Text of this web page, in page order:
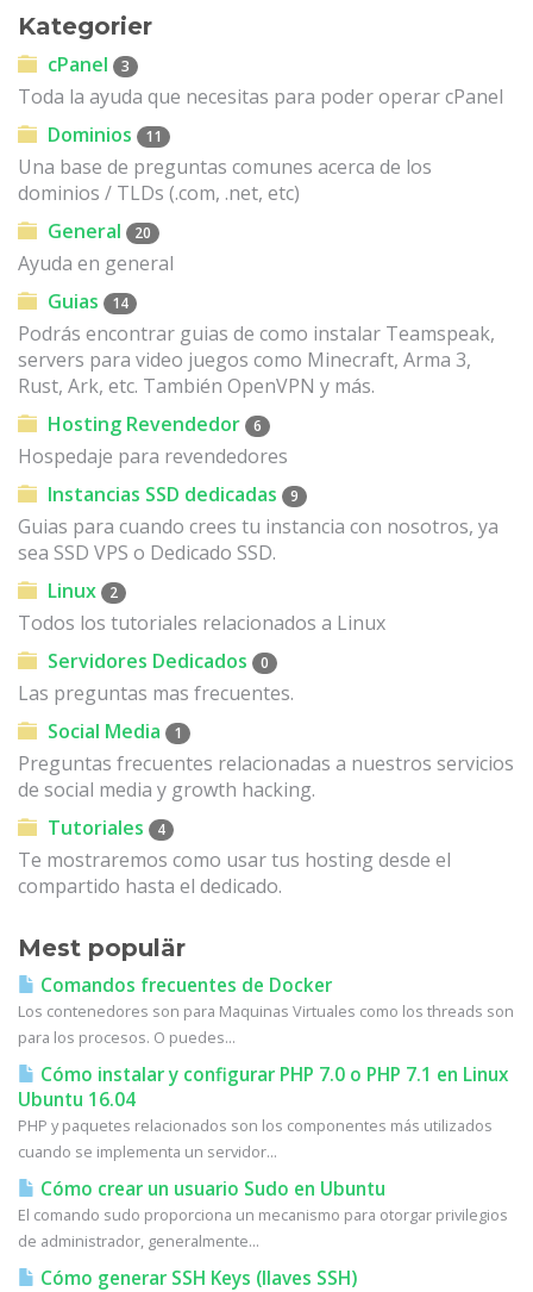
Kategorier
cPanel 3
Toda la ayuda que necesitas para poder operar cPanel
Dominios
11
Una base de preguntas comunes acerca de los
dominios / TLDs (.com, .net, etc)
General
20
Ayuda en general
Guias
14
Podrás encontrar guias de como instalar Teamspeak,
servers para video juegos como Minecraft, Arma 3,
Rust, Ark, etc. También OpenVPN y más.
Hosting Revendedor
6
Hospedaje para revendedores
Instancias SSD dedicadas
9
Guias para cuando crees tu instancia con nosotros, ya
sea SSD VPS o Dedicado SSD.
Linux
2
Todos los tutoriales relacionados a Linux
Servidores Dedicados
0
Las preguntas mas frecuentes.
Social Media
1
Preguntas frecuentes relacionadas a nuestros servicios
de social media y growth hacking.
Tutoriales
4
Te mostraremos como usar tus hosting desde el
compartido hasta el dedicado.
Mest populär
Comandos frecuentes de Docker
Los contenedores son para Maquinas Virtuales como los threads son
para los procesos. O puedes...
Cómo instalar y configurar PHP 7.0 o PHP 7.1 en Linux
Ubuntu 16.04
PHP y paquetes relacionados son los componentes más utilizados
cuando se implementa un servidor...
Cómo crear un usuario Sudo en Ubuntu
El comando sudo proporciona un mecanismo para otorgar privilegios
de administrador, generalmente...
Cómo generar SSH Keys (llaves SSH)